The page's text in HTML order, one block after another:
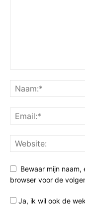
Bewaar mijn
browser voor de
Ja, ik wil ook de